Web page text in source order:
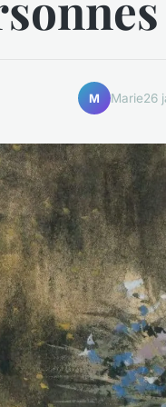
M Marie26